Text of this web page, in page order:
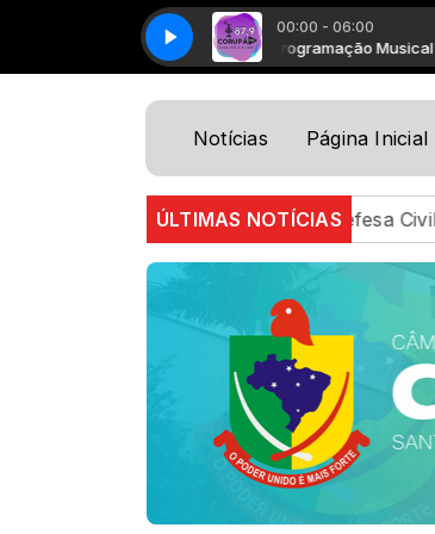
00:00 - 06:00
Programação Musical
Notícias Página Inicial
ÚLTIMAS NOTÍCIAS
RS: Defesa Civil confirma uma